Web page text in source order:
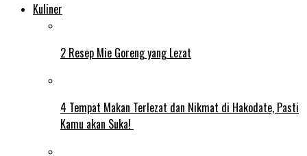
Kuliner
2 Resep Mie Goreng yang Lezat
4 Tempat Makan Terlezat dan Nikmat di Hakodate, Pasti
Kamu akan Suka!